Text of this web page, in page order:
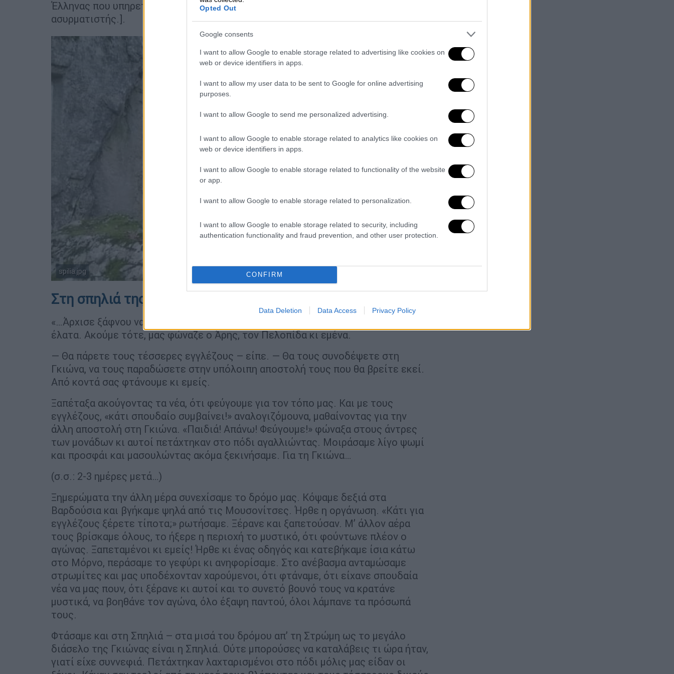
Opted Out
Google consents
I want to allow Google to enable storage related to advertising like cookies on
web or device identifiers in apps.
I want to allow my user data to be sent to Google for online advertising
purposes.
I want to allow Google to send me personalized advertising.
I want to allow Google to enable storage related to analytics like cookies on
web or device identifiers in apps.
I want to allow Google to enable storage related to functionality of the website
or app.
I want to allow Google to enable storage related to personalization.
I want to allow Google to enable storage related to security, including
authentication functionality and fraud prevention, and other user protection.
CONFIRM
Data Deletion Data Access Privacy Policy
Έλληνας που υπηρετούσε στον βρετανικό στρατό- και Φίλιπς -λοχίας/
ασυρματιστής.].
spilia.jpg
Στη σπηλιά της Γκιώνας
«…Άρχισε ξάφνου να βρέχει δυνατά και τρέχαμε ν’ απαγγειάσουμε στα χοντρά
έλατα. Ακούμε τότε, μας φώναζε ο Άρης, τον Πελοπίδα κι εμένα.
― Θα πάρετε τους τέσσερες εγγλέζους – είπε. ― Θα τους συνοδέψετε στη
Γκιώνα, να τους παραδώσετε στην υπόλοιπη αποστολή τους που θα βρείτε εκεί.
Από κοντά σας φτάνουμε κι εμείς.
Ξαπέταξα ακούγοντας τα νέα, ότι φεύγουμε για τον τόπο μας. Και με τους
εγγλέζους, «κάτι σπουδαίο συμβαίνει!» αναλογιζόμουνα, μαθαίνοντας για την
άλλη αποστολή στη Γκιώνα. «Παιδιά! Απάνω! Φεύγουμε!» φώναξα στους άντρες
των μονάδων κι αυτοί πετάχτηκαν στο πόδι αγαλλιώντας. Μοιράσαμε λίγο ψωμί
και προσφάι και μασουλώντας ακόμα ξεκινήσαμε. Για τη Γκιώνα…
(σ.σ.: 2-3 ημέρες μετά…)
Ξημερώματα την άλλη μέρα συνεχίσαμε το δρόμο μας. Κόψαμε δεξιά στα
Βαρδούσια και βγήκαμε ψηλά από τις Μουσονίτσες. Ήρθε η οργάνωση. «Κάτι για
εγγλέζους ξέρετε τίποτα;» ρωτήσαμε. Ξέρανε και ξαπετούσαν. Μ’ άλλον αέρα
τους βρίσκαμε όλους, το ήξερε η περιοχή το μυστικό, ότι φούντωνε πλέον ο
αγώνας. Ξαπεταμένοι κι εμείς! Ήρθε κι ένας οδηγός και κατεβήκαμε ίσια κάτω
στο Μόρνο, περάσαμε το γεφύρι κι ανηφορίσαμε. Στο ανέβασμα ανταμώσαμε
στρωμίτες και μας υποδέχονταν χαρούμενοι, ότι φτάναμε, ότι είχανε σπουδαία
νέα να μας πουν, ότι ξέρανε κι αυτοί και το συνετό βουνό τους να κρατάνε
μυστικά, να βοηθάνε τον αγώνα, όλο έξαψη παντού, όλοι λάμπανε τα πρόσωπά
τους.
Φτάσαμε και στη Σπηλιά – στα μισά του δρόμου απ’ τη Στρώμη ως το μεγάλο
διάσελο της Γκιώνας είναι η Σπηλιά. Ούτε μπορούσες να καταλάβεις τι ώρα ήταν,
γιατί είχε συννεφιά. Πετάχτηκαν λαχταρισμένοι στο πόδι μόλις μας είδαν οι